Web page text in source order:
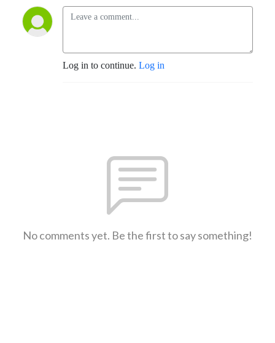
Log in to continue. Log in
No comments yet. Be the first to say something!